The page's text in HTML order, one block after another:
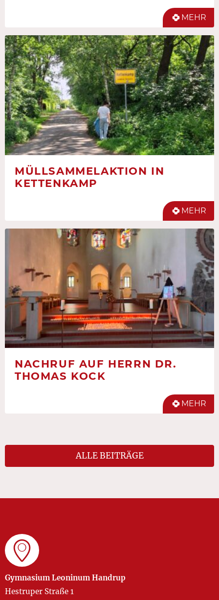
MEHR
MÜLLSAMMELAKTION IN
KETTENKAMP
MEHR
NACHRUF AUF HERRN DR.
THOMAS KOCK
MEHR
ALLE BEITRÄGE
Gymnasium Leoninum Handrup
Hestruper Straße 1